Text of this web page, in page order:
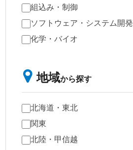
組込み・制御
ソフトウェア・システム開発
化学・バイオ
地域から探す
北海道・東北
関東
北陸・甲信越